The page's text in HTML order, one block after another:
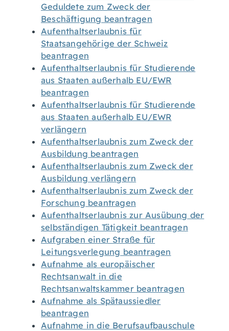
Geduldete zum Zweck der
Beschäftigung beantragen
Aufenthaltserlaubnis für
Staatsangehörige der Schweiz
beantragen
Aufenthaltserlaubnis für Studierende
aus Staaten außerhalb EU/EWR
beantragen
Aufenthaltserlaubnis für Studierende
aus Staaten außerhalb EU/EWR
verlängern
Aufenthaltserlaubnis zum Zweck der
Ausbildung beantragen
Aufenthaltserlaubnis zum Zweck der
Ausbildung verlängern
Aufenthaltserlaubnis zum Zweck der
Forschung beantragen
Aufenthaltserlaubnis zur Ausübung der
selbständigen Tätigkeit beantragen
Aufgraben einer Straße für
Leitungsverlegung beantragen
Aufnahme als europäischer
Rechtsanwalt in die
Rechtsanwaltskammer beantragen
Aufnahme als Spätaussiedler
beantragen
Aufnahme in die Berufsaufbauschule